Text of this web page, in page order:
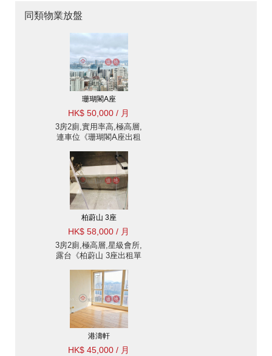
同類物業放盤
珊瑚閣A座
HK$ 50,000 / 月
3房2廁,實用率高,極高層,
連車位《珊瑚閣A座出租
柏蔚山 3座
HK$ 58,000 / 月
3房2廁,極高層,星級會所,
露台《柏蔚山 3座出租單
港濤軒
HK$ 45,000 / 月